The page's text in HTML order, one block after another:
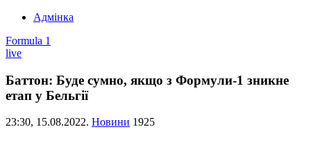
Адмінка
Formula 1
live
Баттон: Буде сумно, якщо з Формули-1 зникне
етап у Бельгії
23:30, 15.08.2022. Новини 1925